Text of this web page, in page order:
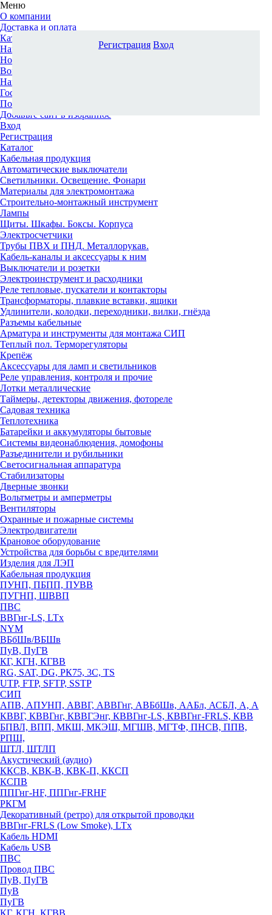
Меню
О компании
Доставка и оплата
Каталог
Наши офисы
Новости и новинки
Вопрос-ответ
Наша команда
Гос. заказчикам
Поставщикам
Добавьте сайт в избранное
Вход
Регистрация
Каталог
Кабельная продукция
Автоматические выключатели
Светильники. Освещение. Фонари
Материалы для электромонтажа
Строительно-монтажный инструмент
Лампы
Щиты. Шкафы. Боксы. Корпуса
Электросчетчики
Трубы ПВХ и ПНД. Металлорукав.
Кабель-каналы и аксессуары к ним
Выключатели и розетки
Электроинструмент и расходники
Реле тепловые, пускатели и контакторы
Трансформаторы, плавкие вставки, ящики
Удлинители, колодки, переходники, вилки, гнёзда
Разъемы кабельные
Арматура и инструменты для монтажа СИП
Теплый пол. Терморегуляторы
Крепёж
Аксессуары для ламп и светильников
Реле управления, контроля и прочие
Лотки металлические
Таймеры, детекторы движения, фотореле
Садовая техника
Теплотехника
Батарейки и аккумуляторы бытовые
Системы видеонаблюдения, домофоны
Разъединители и рубильники
Светосигнальная аппаратура
Стабилизаторы
Дверные звонки
Вольтметры и амперметры
Вентиляторы
Охранные и пожарные системы
Электродвигатели
Крановое оборудование
Устройства для борьбы с вредителями
Изделия для ЛЭП
Кабельная продукция
ПУНП, ПБПП, ПУВВ
ПУГНП, ШВВП
ПВС
ВВГнг-LS, LTx
NYM
ВБбШв/ВБШв
ПуВ, ПуГВ
КГ, КГН, КГВВ
RG, SAT, DG, РК75, 3С, TS
UTP, FTP, SFTP, SSTP
СИП
АПВ, АПУНП, АВВГ, АВВГнг, АВБбШв, ААБл, АСБЛ, А, А
КВВГ, КВВГнг, КВВГЭнг, КВВГнг-LS, КВВГнг-FRLS, КВВ
БПВЛ, ВПП, МКШ, МКЭШ, МГШВ, МГТФ, ПНСВ, ППВ,
РПШ,
ШТЛ, ШТЛП
Акустический (аудио)
ККСВ, КВК-В, КВК-П, ККСП
КСПВ
ППГнг-HF, ППГнг-FRHF
РКГМ
Декоративный (ретро) для открытой проводки
ВВГнг-FRLS (Low Smoke), LTx
Кабель HDMI
Кабель USB
ПВС
Провод ПВС
ПуВ, ПуГВ
ПуВ
ПуГВ
КГ, КГН, КГВВ
Регистрация Вход